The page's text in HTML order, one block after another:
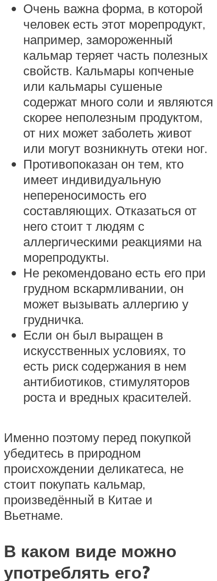
Очень важна форма, в которой
человек есть этот морепродукт,
например, замороженный
кальмар теряет часть полезных
свойств. Кальмары копченые
или кальмары сушеные
содержат много соли и являются
скорее неполезным продуктом,
от них может заболеть живот
или могут возникнуть отеки ног.
Противопоказан он тем, кто
имеет индивидуальную
непереносимость его
составляющих. Отказаться от
него стоит т людям с
аллергическими реакциями на
морепродукты.
Не рекомендовано есть его при
грудном вскармливании, он
может вызывать аллергию у
грудничка.
Если он был выращен в
искусственных условиях, то
есть риск содержания в нем
антибиотиков, стимуляторов
роста и вредных красителей.
Именно поэтому перед покупкой
убедитесь в природном
происхождении деликатеса, не
стоит покупать кальмар,
произведённый в Китае и
Вьетнаме.
В каком виде можно
употреблять его?